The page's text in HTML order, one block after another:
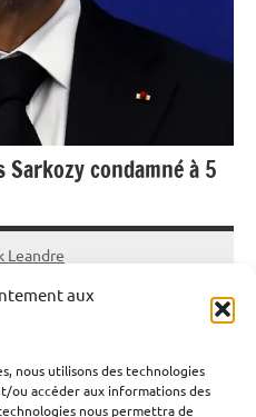
aux
nous utilisons des technologies
ou accéder aux informations des
nous permettra de
condamné à 5
Leandre
et un procès retentissant
de financement
de Nicolas Sarkozy